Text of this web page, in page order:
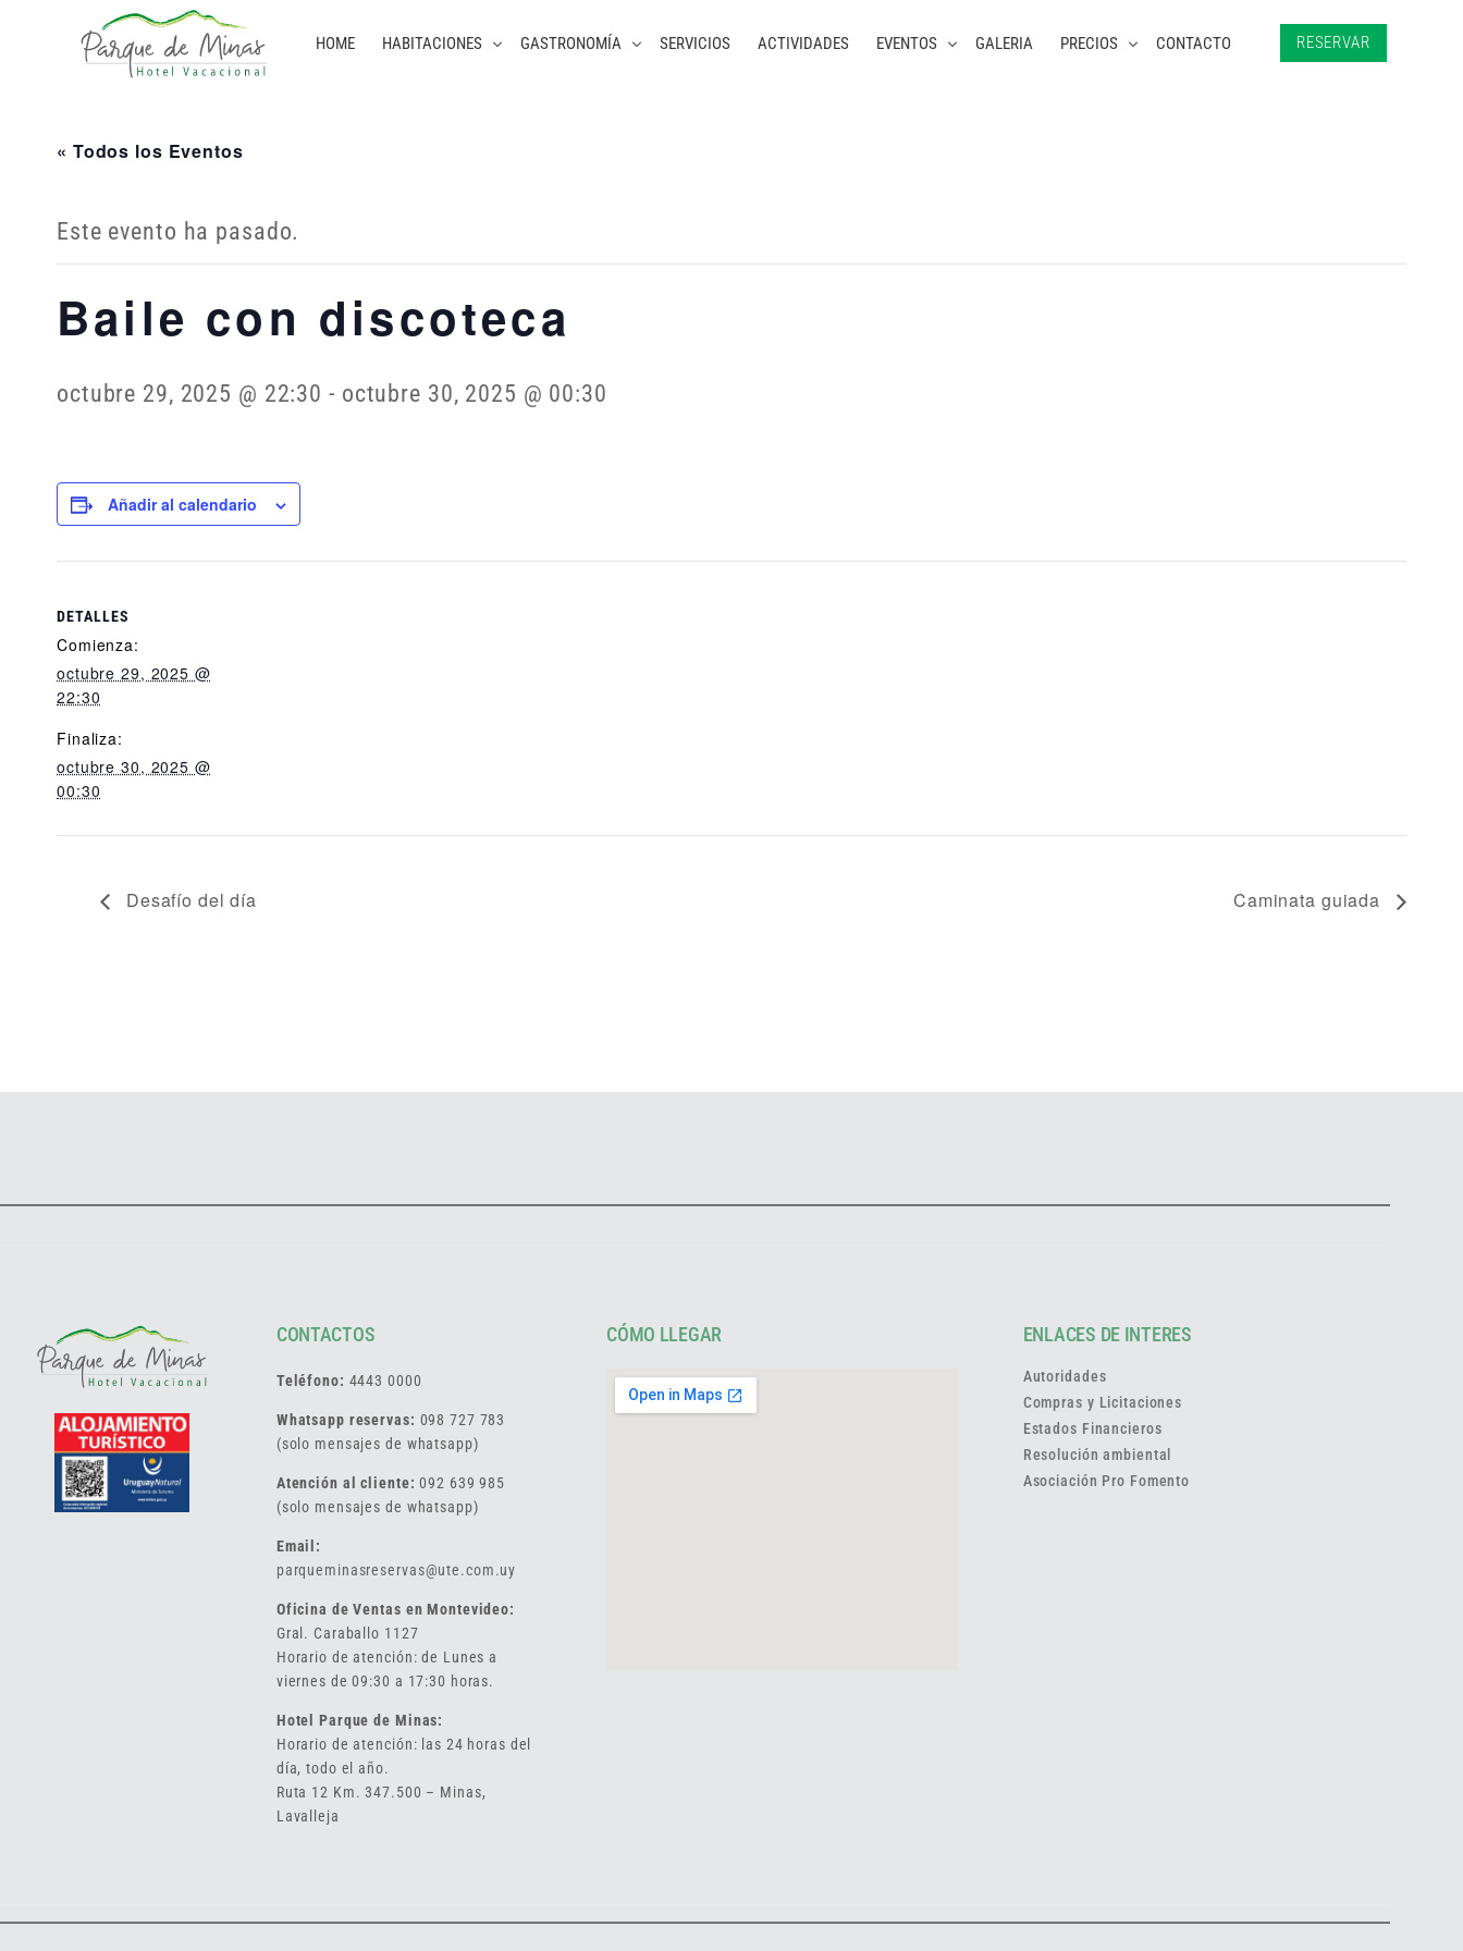
HOME HABITACIONES GASTRONOMÍA SERVICIOS ACTIVIDADES EVENTOS GALERIA PRECIOS CONTACTO RESERVAR
« Todos los Eventos
Este evento ha pasado.
Baile con discoteca
octubre 29, 2025 @ 22:30 - octubre 30, 2025 @ 00:30
Añadir al calendario
DETALLES
Comienza:
octubre 29, 2025 @
22:30
Finaliza:
octubre 30, 2025 @
00:30
Desafío del día Caminata guiada
CONTACTOS
Teléfono: 4443 0000
Whatsapp reservas: 098 727 783
(solo mensajes de whatsapp)
Atención al cliente:092 639 985
(solo mensajes de whatsapp)
Email:
parqueminasreservas@ute.com.uy
Oficina de Ventas en Montevideo:
Gral. Caraballo 1127
Horario de atención: de Lunes a
viernes de 09:30 a 17:30 horas.
Hotel Parque de Minas:
Horario de atención: las 24 horas del
día, todo el año.
Ruta 12 Km. 347.500 – Minas,
Lavalleja
CÓMO LLEGAR ENLACES DE INTERES
Autoridades
Compras y Licitaciones
Estados Financieros
Resolución ambiental
Asociación Pro Fomento